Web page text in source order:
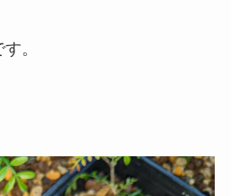
。